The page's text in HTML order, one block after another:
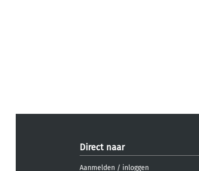
Direct naar
Aanmelden / inloggen